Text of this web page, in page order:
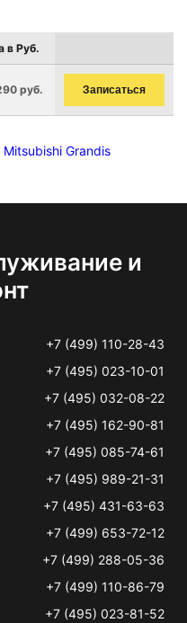
в Руб.
руб. Записаться
Grandis
и
+7 (499) 110-28-43
+7 (495) 023-10-01
+7 (495) 032-08-22
+7 (495) 162-90-81
+7 (495) 085-74-61
+7 (495) 989-21-31
+7 (495) 431-63-63
+7 (499) 653-72-12
+7 (499) 288-05-36
+7 (499) 110-86-79
+7 (495) 023-81-52